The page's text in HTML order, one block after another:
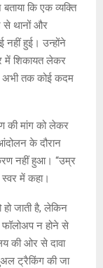
कि एक व्यक्ति
से थानों और
नहीं हुई। उन्होंने
में शिकायत लेकर
अभी तक कोई कदम
की मांग को लेकर
के दौरान
नहीं हुआ। “उम्र
में कहा।
हो जाती है, लेकिन
फॉलोअप न होने से
की ओर से दावा
ट्रैकिंग की जा